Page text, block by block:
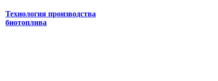
Технология производства
биотоплива